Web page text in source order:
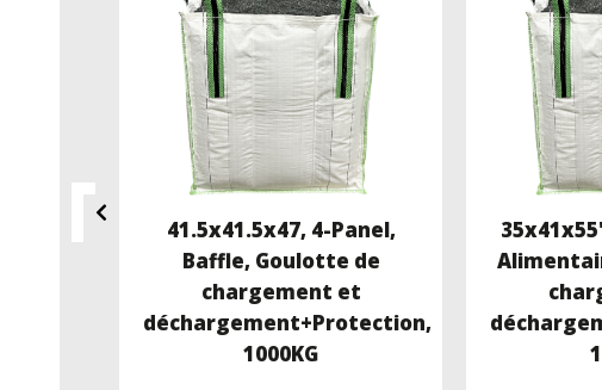
41.5x41.5x47, 4-Panel,
Baffle, Goulotte de
chargement et
déchargement+Protection,
1000KG